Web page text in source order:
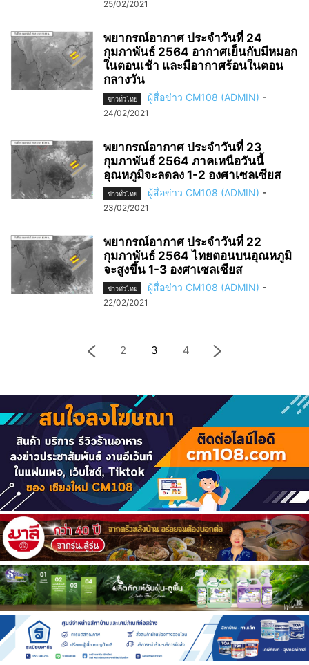
25/02/2021
พยากรณ์อากาศ ประจำวันที่ 24
กุมภาพันธ์ 2564 อากาศเย็นกับมีหมอก
ในตอนเช้า และมีอากาศร้อนในตอน
กลางวัน
ข่าวทั่วไทย ผู้สื่อข่าว CM108 (ADMIN) -
24/02/2021
พยากรณ์อากาศ ประจำวันที่ 23
กุมภาพันธ์ 2564 ภาคเหนือวันนี้
อุณหภูมิจะลดลง 1-2 องศาเซลเซียส
ข่าวทั่วไทย ผู้สื่อข่าว CM108 (ADMIN) -
23/02/2021
พยากรณ์อากาศ ประจำวันที่ 22
กุมภาพันธ์ 2564 ไทยตอนบนอุณหภูมิ
จะสูงขึ้น 1-3 องศาเซลเซียส
ข่าวทั่วไทย ผู้สื่อข่าว CM108 (ADMIN) -
22/02/2021
2 3 4